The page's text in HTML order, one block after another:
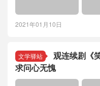
2021年01月10日
文学驿站
观连续剧《
求问心无愧